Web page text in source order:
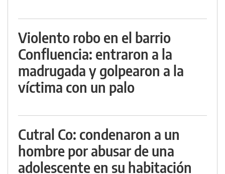
Violento robo en el barrio
Confluencia: entraron a la
madrugada y golpearon a la
víctima con un palo
Cutral Co: condenaron a un
hombre por abusar de una
adolescente en su habitación